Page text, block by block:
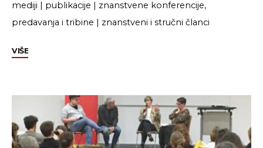
mediji | publikacije | znanstvene konferencije,
predavanja i tribine | znanstveni i stručni članci
VIŠE"Duško
koronakrize
potraga
za